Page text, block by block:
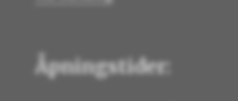
Åpningstider: